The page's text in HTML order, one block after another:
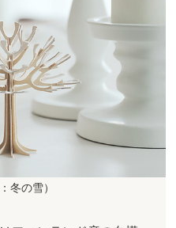
冬の雪）